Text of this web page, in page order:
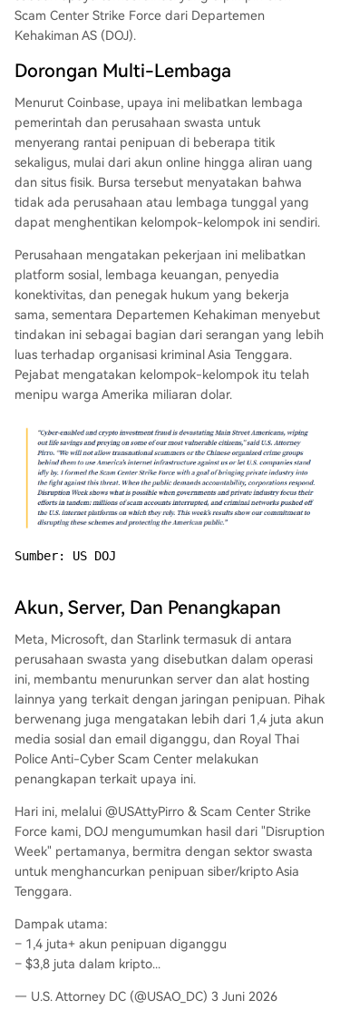
ait. DOJ menekankan bahwa penipuan investasi,
termasuk "pig butchering," terus menimbulkan k
erugian besar. FBI melaporkan kerugian akibat
penipuan terkait kripto dan AI pada 2025 menc
apai lebih dari $11 miliar. Coinbase menegaskan
bahwa blockchain justru memberikan catatan tr
ansaksi permanen yang membantu penyelidika
n, menolak narasi bahwa kripto hanya untuk kej
ahatan. Pembekuan ini merupakan bagian dari t
ekanan berkelanjutan terhadap infrastruktur pe
nipuan secara global.
Scam Center Strike Force dari Departemen
Kehakiman AS (DOJ).
Dorongan Multi-Lembaga
Menurut Coinbase, upaya ini melibatkan lembaga
pemerintah dan perusahaan swasta untuk
menyerang rantai penipuan di beberapa titik
sekaligus, mulai dari akun online hingga aliran uang
dan situs fisik. Bursa tersebut menyatakan bahwa
tidak ada perusahaan atau lembaga tunggal yang
dapat menghentikan kelompok-kelompok ini sendiri.
Perusahaan mengatakan pekerjaan ini melibatkan
platform sosial, lembaga keuangan, penyedia
konektivitas, dan penegak hukum yang bekerja
sama, sementara Departemen Kehakiman menyebut
tindakan ini sebagai bagian dari serangan yang lebih
luas terhadap organisasi kriminal Asia Tenggara.
Pejabat mengatakan kelompok-kelompok itu telah
menipu warga Amerika miliaran dolar.
Sumber: US DOJ
Akun, Server, Dan Penangkapan
Meta, Microsoft, dan Starlink termasuk di antara
perusahaan swasta yang disebutkan dalam operasi
ini, membantu menurunkan server dan alat hosting
lainnya yang terkait dengan jaringan penipuan. Pihak
berwenang juga mengatakan lebih dari 1,4 juta akun
media sosial dan email diganggu, dan Royal Thai
Police Anti-Cyber Scam Center melakukan
penangkapan terkait upaya ini.
Hari ini, melalui @USAttyPirro & Scam Center Strike
Force kami, DOJ mengumumkan hasil dari "Disruption
Week" pertamanya, bermitra dengan sektor swasta
untuk menghancurkan penipuan siber/kripto Asia
Tenggara.
Dampak utama:
– 1,4 juta+ akun penipuan diganggu
– $3,8 juta dalam kripto...
— U.S. Attorney DC (@USAO_DC) 3 Juni 2026